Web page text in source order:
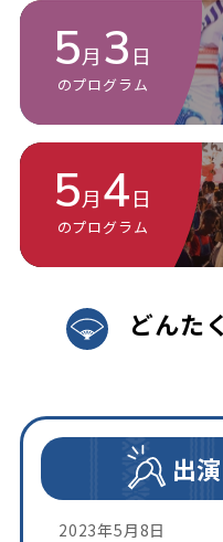
5月 3 日
のプログラム
5月4日
のプログラム
出
2023年5月8日
どんた